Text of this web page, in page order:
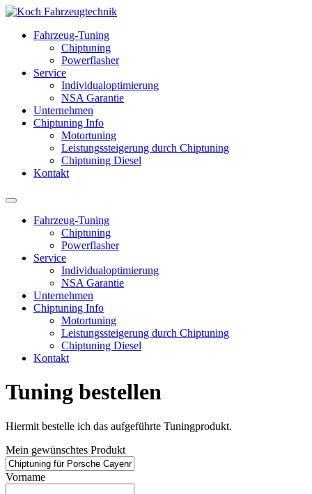
Fahrzeug-Tuning
Chiptuning
Powerflasher
Service
Individualoptimierung
NSA Garantie
Unternehmen
Chiptuning Info
Motortuning
Leistungssteigerung durch Chiptuning
Chiptuning Diesel
Kontakt
Fahrzeug-Tuning
Chiptuning
Powerflasher
Service
Individualoptimierung
NSA Garantie
Unternehmen
Chiptuning Info
Motortuning
Leistungssteigerung durch Chiptuning
Chiptuning Diesel
Kontakt
Tuning bestellen
Hiermit bestelle ich das aufgeführte Tuningprodukt.
Mein gewünschtes Produkt
Vorname